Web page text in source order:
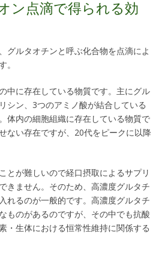
ン点滴で得られる効
グルタオチンと呼ぶ化合物を点滴によ
。
中に存在している物質です。主にグル
シン、3つのアミノ酸が結合している
体内の細胞組織に存在している物質で
ない存在ですが、20代をピークに以降
とが難しいので経口摂取によるサプリ
きません。そのため、高濃度グルタチ
れるのが一般的です。高濃度グルタチ
ものがあるのですが、その中でも抗酸
・生体における恒常性維持に関係する